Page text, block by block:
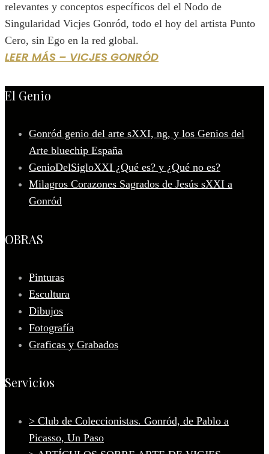
relevantes y conceptos específicos del el Nodo de
Singularidad Vicjes Gonród, todo el hoy del artista Punto
Cero, sin Ego en la red global.
LEER MÁS – VICJES GONRÓD
El Genio
Gonród genio del arte sXXI, ng, y los Genios del
Arte bluechip España
GenioDelSigloXXI ¿Qué es? y ¿Qué no es?
Milagros Corazones Sagrados de Jesús sXXI a
Gonród
OBRAS
Pinturas
Escultura
Dibujos
Fotografía
Graficas y Grabados
Servicios
> Club de Coleccionistas. Gonród, de Pablo a
Picasso, Un Paso